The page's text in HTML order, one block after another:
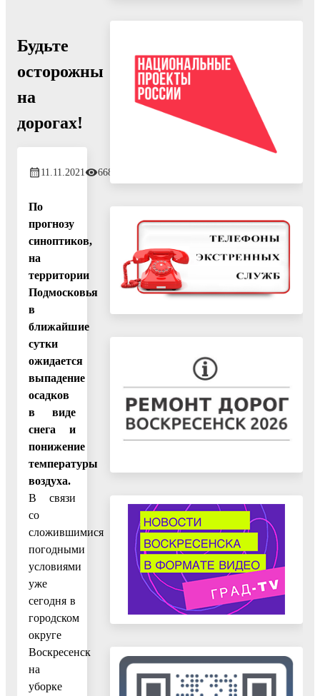
Будьте
осторожны
на
дорогах!
11.11.2021 668
По
прогнозу
синоптиков,
на
территории
Подмосковья
в
ближайшие
сутки
ожидается
выпадение
осадков
в виде
снега и
понижение
температуры
воздуха.
В связи
со
сложившимися
погодными
условиями
уже
сегодня в
городском
округе
Воскресенск
на
уборке